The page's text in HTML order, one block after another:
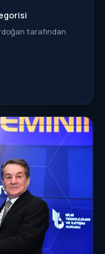
tarafından